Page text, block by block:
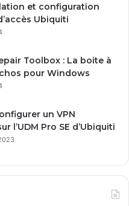
et configuration
Ubiquiti
Toolbox : La boite à
pour Windows
un VPN
l’UDM Pro SE d’Ubiquiti